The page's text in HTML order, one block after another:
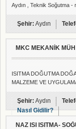
Aydın , Teknik Soğutma -
Şehir:Aydın
MKC MEKANİK
ISITMA DOĞUTMA
MALZEME VE
Şehir:Aydın
Nasıl Gidilir?
NAZ ISI ISITMA-